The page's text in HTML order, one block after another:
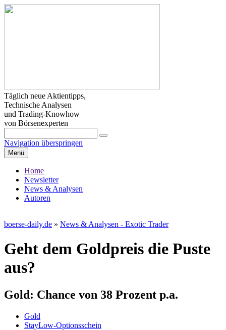
Täglich neue Aktientipps,
Technische Analysen
und Trading-Knowhow
von Börsenexperten
Navigation überspringen
Menü
Home
Newsletter
News & Analysen
Autoren
boerse-daily.de » News & Analysen - Exotic Trader
Geht dem Goldpreis die Puste
aus?
Gold: Chance von 38 Prozent p.a.
Gold
StayLow-Optionsschein